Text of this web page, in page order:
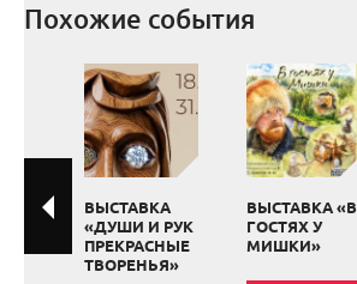
Похожие события
ВЫСТАВКА
«ДУШИ И РУК
ПРЕКРАСНЫЕ
ТВОРЕНЬЯ»
ВЫСТАВКА «В
ГОСТЯХ У
МИШКИ»